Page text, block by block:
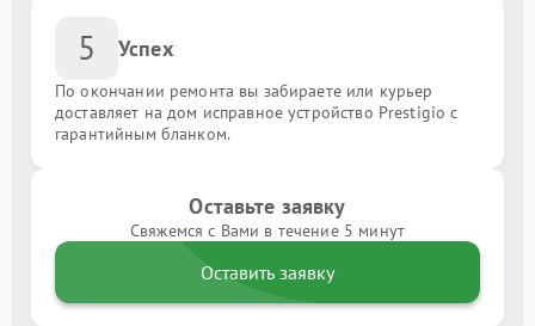
5 Успех
По окончании ремонта вы забираете или курьер
доставляет на дом исправное устройство Prestigio с
гарантийным бланком.
Оставьте заявку
Свяжемся с Вами в течение 5 минут
Оставить заявку